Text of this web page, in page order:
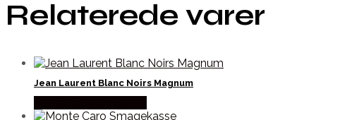
Relaterede varer
Jean Laurent Blanc Noirs Magnum